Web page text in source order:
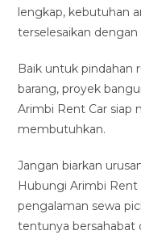
lengkap, kebutuhan
terselesaikan
Baik untuk pindahan
barang, proyek
Arimbi Rent Car siap
membutuhkan.
Jangan biarkan
Hubungi Arimbi Rent
pengalaman sewa
tentunya bersahabat